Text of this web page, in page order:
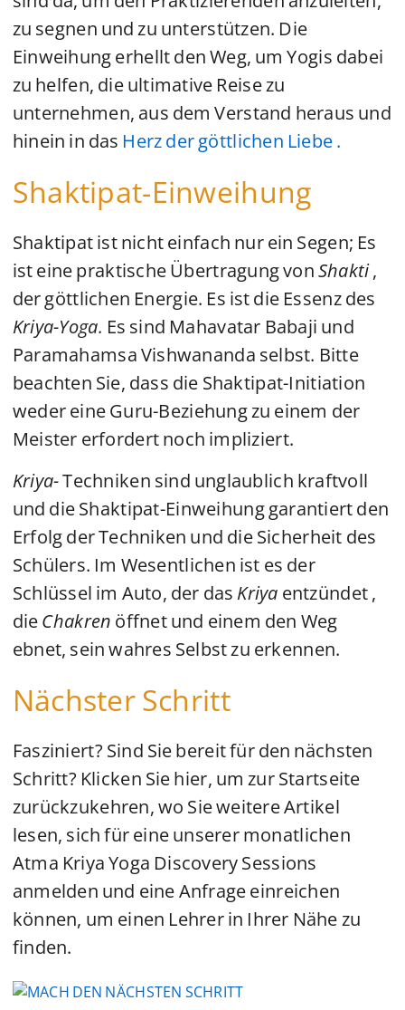
zu segnen und zu unterstützen. Die
Einweihung erhellt den Weg, um Yogis dabei
zu helfen, die ultimative Reise zu
unternehmen, aus dem Verstand heraus und
hinein in das Herz der göttlichen Liebe .
Shaktipat-Einweihung
Shaktipat ist nicht einfach nur ein Segen; Es
ist eine praktische Übertragung vonShakti,
der göttlichen Energie. Es ist die Essenz des
Kriya-Yoga. Es sind Mahavatar Babaji und
Paramahamsa Vishwananda selbst. Bitte
beachten Sie, dass die Shaktipat-Initiation
weder eine Guru-Beziehung zu einem der
Meister erfordert noch impliziert.
Kriya-Techniken sind unglaublich kraftvoll
und die Shaktipat-Einweihung garantiert den
Erfolg der Techniken und die Sicherheit des
Schülers. Im Wesentlichen ist es der
Schlüssel im Auto, der das Kriya entzündet ,
dieChakren öffnet und einem den Weg
ebnet, sein wahres Selbst zu erkennen.
Nächster Schritt
Fasziniert? Sind Sie bereit für den nächsten
Schritt? Klicken Sie hier, um zur Startseite
zurückzukehren, wo Sie weitere Artikel
lesen, sich für eine unserer monatlichen
Atma Kriya Yoga Discovery Sessions
anmelden und eine Anfrage einreichen
können, um einen Lehrer in Ihrer Nähe zu
finden.